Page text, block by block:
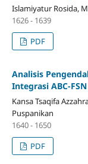
Islamiyatur Rosida,
1626 - 1639
PDF
Analisis
Integrasi ABC-
Kansa Tsaqifa
Puspanikan
1640 - 1650
PDF